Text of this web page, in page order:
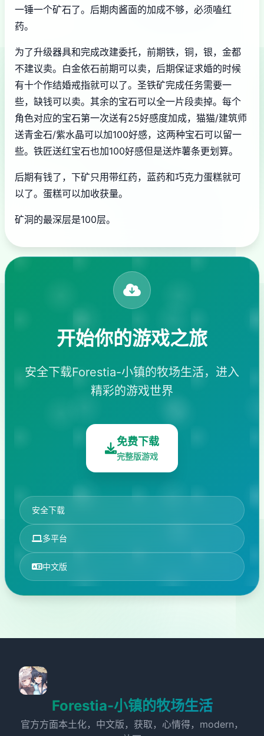
一锤一个矿石了。后期肉酱面的加成不够，必须嗑红
药。
为了升级器具和完成改建委托，前期铁，铜，银，金都
不建议卖。白金依石前期可以卖，后期保证求婚的时候
有十个作结婚戒指就可以了。圣铁矿完成任务需要一
些，缺钱可以卖。其余的宝石可以全一片段卖掉。每个
角色对应的宝石第一次送有25好感度加成，猫猫/建筑师
送青金石/紫水晶可以加100好感，这两种宝石可以留一
些。铁匠送红宝石也加100好感但是送炸薯条更划算。
后期有钱了，下矿只用带红药，蓝药和巧克力蛋糕就可
以了。蛋糕可以加收获量。
矿洞的最深层是100层。
开始你的游戏之旅
安全下载Forestia-小镇的牧场生活，进入
精彩的游戏世界
免费下载
完整版游戏
安全下载
多平台
中文版
Forestia-小镇的牧场生活
官方方面本土化，中文版，获取，心情得，modern，